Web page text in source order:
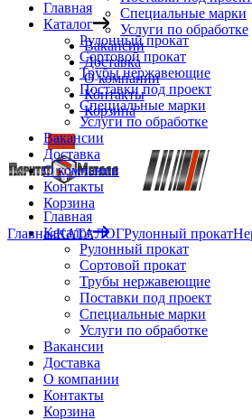
Специальные марки
Услуги по обработке
Вакансии
Доставка
О компании
Контакты
Корзина
Главная
Каталог
Рулонный прокат
Сортовой прокат
Трубы нержавеющие
Поставки под проект
Специальные марки
Услуги по обработке
Вакансии
Доставка
О компании
Контакты
Корзина
Главная
Каталог
Рулонный прокат
Сортовой прокат
Трубы нержавеющие
Поставки под проект
Специальные марки
Услуги по обработке
Вакансии
Доставка
О компании
Контакты
Корзина
ГлавнаяКАТАЛОГРулонный прокат